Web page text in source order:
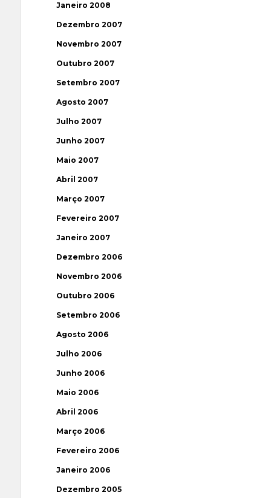
Janeiro 2008
Dezembro 2007
Novembro 2007
Outubro 2007
Setembro 2007
Agosto 2007
Julho 2007
Junho 2007
Maio 2007
Abril 2007
Março 2007
Fevereiro 2007
Janeiro 2007
Dezembro 2006
Novembro 2006
Outubro 2006
Setembro 2006
Agosto 2006
Julho 2006
Junho 2006
Maio 2006
Abril 2006
Março 2006
Fevereiro 2006
Janeiro 2006
Dezembro 2005